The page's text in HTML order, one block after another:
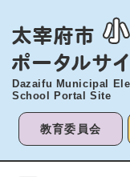
Dazaifu Municipal
School Portal Site
教育委員会